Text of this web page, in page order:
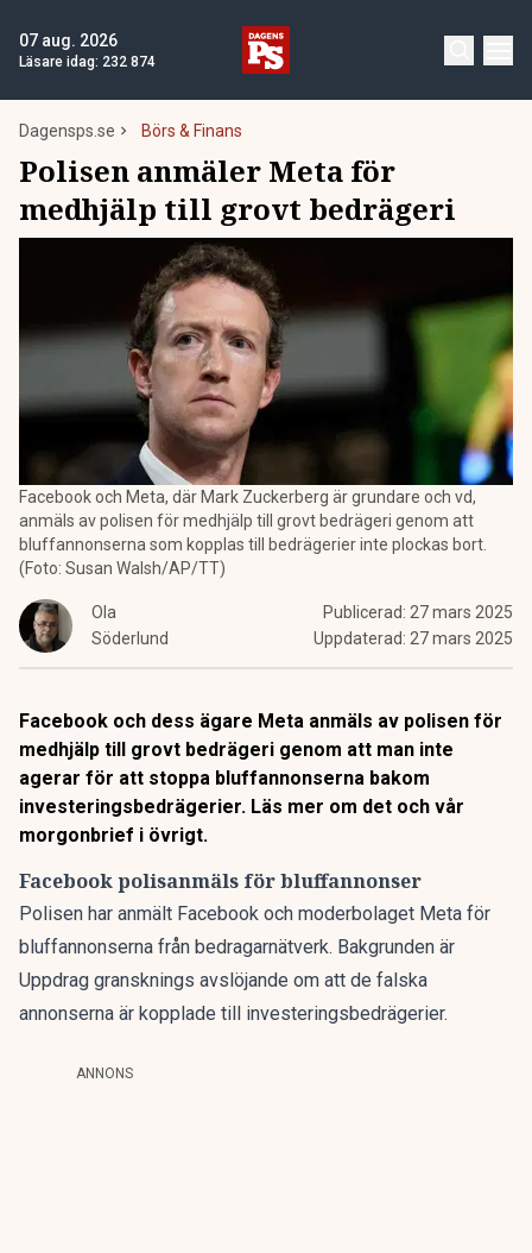
07 aug. 2026
Läsare idag: 232 874
Dagensps.se Börs & Finans
Polisen anmäler Meta för
medhjälp till grovt bedrägeri
Facebook och Meta, där Mark Zuckerberg är grundare och vd,
anmäls av polisen för medhjälp till grovt bedrägeri genom att
bluffannonserna som kopplas till bedrägerier inte plockas bort.
(Foto: Susan Walsh/AP/TT)
Ola
Söderlund
Publicerad: 27 mars 2025
Uppdaterad: 27 mars 2025
Facebook och dess ägare Meta anmäls av polisen för
medhjälp till grovt bedrägeri genom att man inte
agerar för att stoppa bluffannonserna bakom
investeringsbedrägerier. Läs mer om det och vår
morgonbrief i övrigt.
Facebook polisanmäls för bluffannonser
Polisen har anmält Facebook och moderbolaget Meta för
bluffannonserna från bedragarnätverk. Bakgrunden är
Uppdrag gransknings avslöjande om att de falska
annonserna är kopplade till investeringsbedrägerier.
ANNONS